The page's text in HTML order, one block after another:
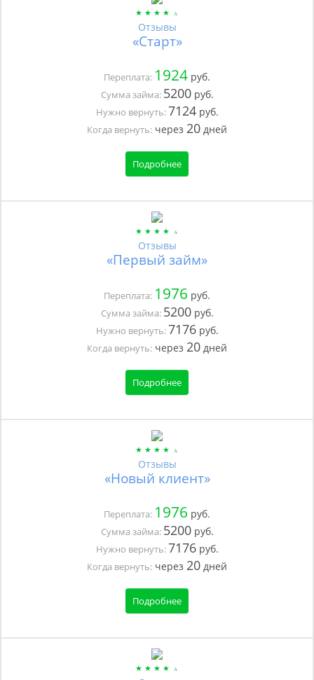
Отзывы
«Старт»
Переплата: 1924 руб.
Сумма займа: 5200руб.
Нужно вернуть:7124руб.
Когда вернуть: через 20 дней
Подробнее
Отзывы
«Первый займ»
Переплата: 1976 руб.
Сумма займа: 5200руб.
Нужно вернуть:7176руб.
Когда вернуть: через 20 дней
Подробнее
Отзывы
«Новый клиент»
Переплата: 1976 руб.
Сумма займа: 5200руб.
Нужно вернуть:7176руб.
Когда вернуть: через 20 дней
Подробнее